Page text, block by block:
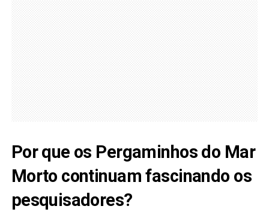
Por que os Pergaminhos do Mar
Morto continuam fascinando os
pesquisadores?